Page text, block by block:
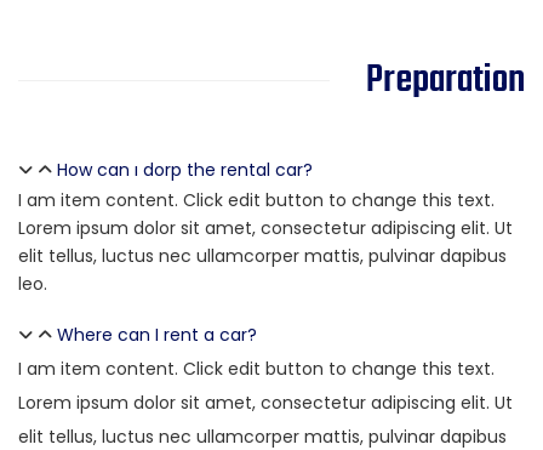
Preparation
How can ı dorp the rental car?
I am item content. Click edit button to change this text.
Lorem ipsum dolor sit amet, consectetur adipiscing elit. Ut
elit tellus, luctus nec ullamcorper mattis, pulvinar dapibus
leo.
Where can I rent a car?
I am item content. Click edit button to change this text.
Lorem ipsum dolor sit amet, consectetur adipiscing elit. Ut
elit tellus, luctus nec ullamcorper mattis, pulvinar dapibus